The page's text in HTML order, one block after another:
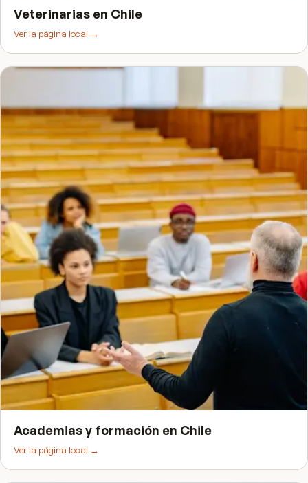
Veterinarias en Chile
Ver la página local →
Academias y formación en Chile
Ver la página local →